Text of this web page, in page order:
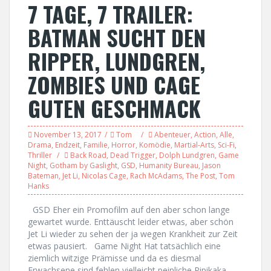
7 TAGE, 7 TRAILER:
BATMAN SUCHT DEN
RIPPER, LUNDGREN,
ZOMBIES UND CAGE
GUTEN GESCHMACK
November 13, 2017 Tom Abenteuer, Action, Alle,
Drama, Endzeit, Familie, Horror, Komödie, Martial-Arts, Sci-Fi,
Thriller
Back Road, Dead Trigger, Dolph Lundgren, Game
Night, Gotham by Gaslight, GSD, Humanity Bureau, Jason
Bateman, Jet Li, Nicolas Cage, Rach McAdams, The Post, Tom
Hanks
GSD Eher ein Promofilm auf den aber schon lange
gewartet wurde. Enttäuscht leider etwas, aber schön
Jet Li wieder zu sehen der ja wegen Krankheit zur Zeit
etwas pausiert. Game Night Hat tatsächlich eine
ziemlich witzige Prämisse und da es diesmal